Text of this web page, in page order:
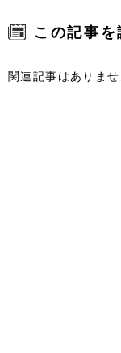
この記事
関連記事はありませ